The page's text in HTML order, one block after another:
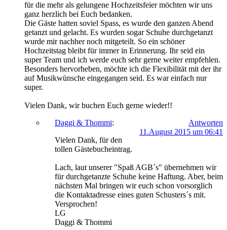
für die mehr als gelungene Hochzeitsfeier möchten wir uns
ganz herzlich bei Euch bedanken.
Die Gäste hatten soviel Spass, es wurde den ganzen Abend
getanzt und gelacht. Es wurden sogar Schuhe durchgetanzt
wurde mir nachher noch mitgeteilt. So ein schöner
Hochzeitstag bleibt für immer in Erinnerung. Ihr seid ein
super Team und ich werde euch sehr gerne weiter empfehlen.
Besonders hervorheben, möchte ich die Flexibilität mit der ihr
auf Musikwünsche eingegangen seid. Es war einfach nur
super.
Vielen Dank, wir buchen Euch gerne wieder!!
Daggi & Thommi:
Antworten
11.August 2015 um 06:41
Vielen Dank, für den
tollen Gästebucheintrag.
Lach, laut unserer "Spaß AGB´s" übernehmen wir
für durchgetanzte Schuhe keine Haftung. Aber, beim
nächsten Mal bringen wir euch schon vorsorglich
die Kontaktadresse eines guten Schusters´s mit.
Versprochen!
LG
Daggi & Thommi